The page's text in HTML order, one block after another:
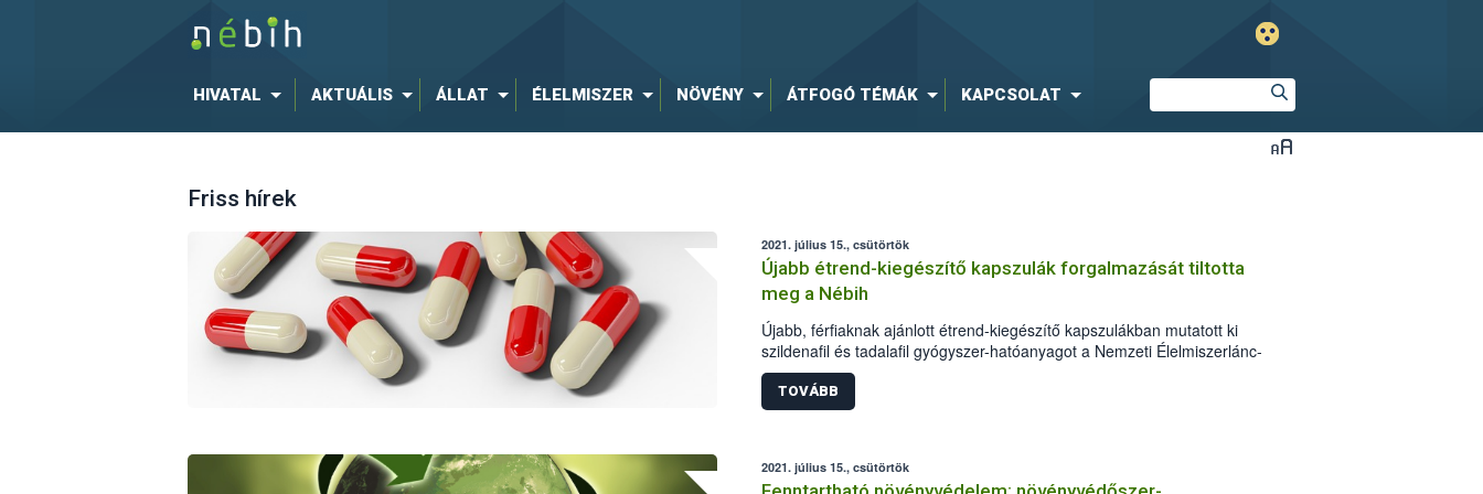
HIVATAL AKTUÁLIS ÁLLAT ÉLELMISZER NÖVÉNY ÁTFOGÓ TÉMÁK KAPCSOLAT
Friss hírek
2021. július 15., csütörtök
Újabb étrend-kiegészítő kapszulák forgalmazását tiltotta
meg a Nébih
Újabb, férfiaknak ajánlott étrend-kiegészítő kapszulákban mutatott ki
szildenafil és tadalafil gyógyszer-hatóanyagot a Nemzeti Élelmiszerlánc-
biztonsági Hivatal (Nébih) laboratóriuma. A hivatal kötelezte a
forgalmazót – minőségmegőrzési időre való tekintet nélkül – a termékek
kereskedelmi forgalomból való azonnali kivonására és a fogyasztóktól
TOVÁBB
2021. július 15., csütörtök